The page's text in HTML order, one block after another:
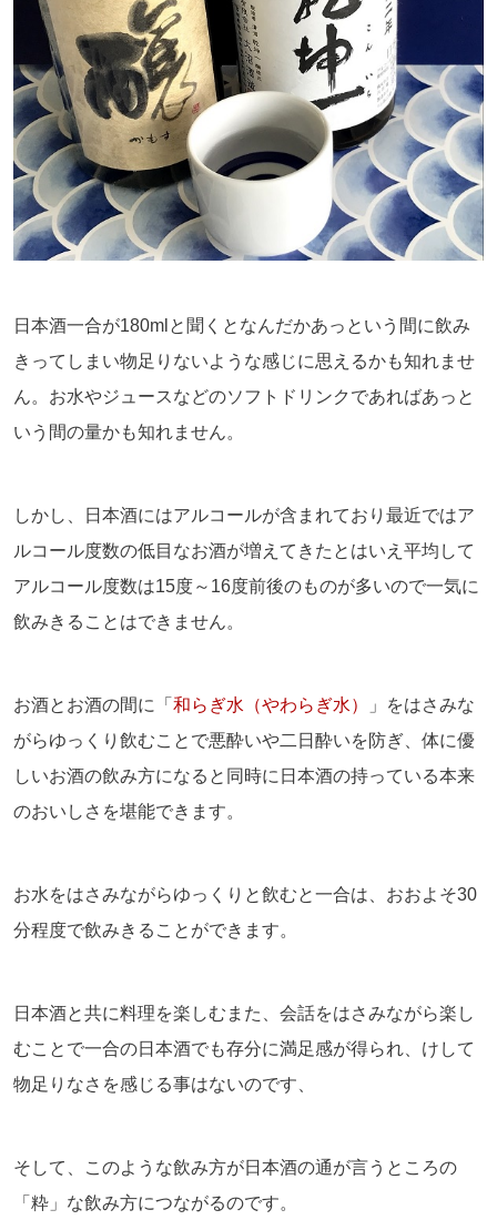
日本酒一合が180mlと聞くとなんだかあっという間に飲み
きってしまい物足りないような感じに思えるかも知れませ
ん。お水やジュースなどのソフトドリンクであればあっと
いう間の量かも知れません。
しかし、日本酒にはアルコールが含まれており最近ではア
ルコール度数の低目なお酒が増えてきたとはいえ平均して
アルコール度数は15度～16度前後のものが多いので一気に
飲みきることはできません。
お酒とお酒の間に「 和らぎ水（やわらぎ水）
」をはさみな
がらゆっくり飲むことで悪酔いや二日酔いを防ぎ、体に優
しいお酒の飲み方になると同時に日本酒の持っている本来
のおいしさを堪能できます。
お水をはさみながらゆっくりと飲むと一合は、おおよそ30
分程度で飲みきることができます。
日本酒と共に料理を楽しむまた、会話をはさみながら楽し
むことで一合の日本酒でも存分に満足感が得られ、けして
物足りなさを感じる事はないのです、
そして、このような飲み方が日本酒の通が言うところの
「粋」な飲み方につながるのです。